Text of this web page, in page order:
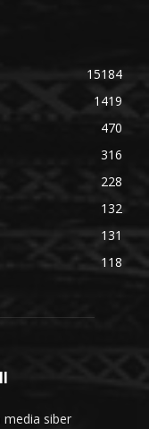
15184
1419
470
316
228
132
131
118
media siber